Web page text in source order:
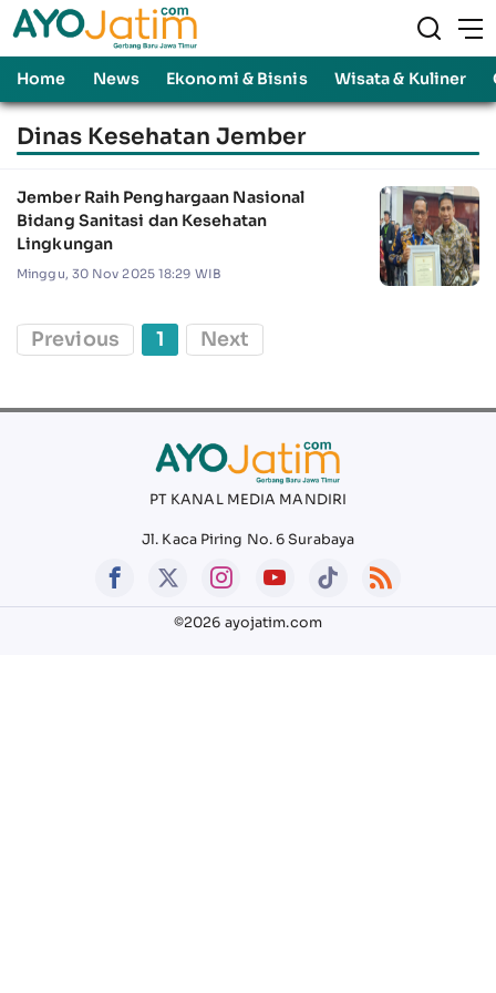
Home News Ekonomi & Bisnis Wisata & Kuliner
Dinas Kesehatan Jember
Jember Raih Penghargaan Nasional
Bidang Sanitasi dan Kesehatan
Lingkungan
Minggu, 30 Nov 2025 18:29 WIB
Previous 1 Next
PT KANAL MEDIA MANDIRI
Jl. Kaca Piring No. 6 Surabaya
©2026 ayojatim.com